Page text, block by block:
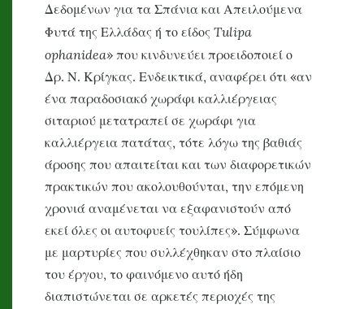
Δεδομένων για τα Σπάνια και Απειλούμενα
Φυτά της Ελλάδας ή το είδοςTulipa
ophanidea» που κινδυνεύει προειδοποιεί ο
Δρ. Ν. Κρίγκας. Ενδεικτικά, αναφέρει ότι «αν
ένα παραδοσιακό χωράφι καλλιέργειας
σιταριού μετατραπεί σε χωράφι για
καλλιέργεια πατάτας, τότε λόγω της βαθιάς
άροσης που απαιτείται και των διαφορετικών
πρακτικών που ακολουθούνται, την επόμενη
χρονιά αναμένεται να εξαφανιστούν από
εκεί όλες οι αυτοφυείς τουλίπες». Σύμφωνα
με μαρτυρίες που συλλέχθηκαν στο πλαίσιο
του έργου, το φαινόμενο αυτό ήδη
διαπιστώνεται σε αρκετές περιοχές της